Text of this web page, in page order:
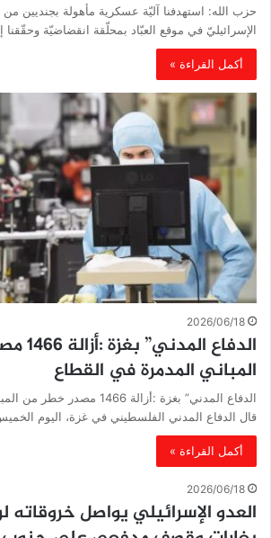
حزب الله: استهدفنا آليّة عسكرية مأهولة بجنديين
الإسرائيليّ في موقع العبّاد بمحلّقة انقضاضيّة
أكمل القراءة »
2026/06/18
الدفاع
المباني المدمرة في القطاع
الدفاع المدني” بغزة :أزالة
قال الدفاع المدني الفلسطيني في غزة، اليوم
أكمل القراءة »
2026/06/18
العدو الإسرائيلي يواصل خروقاته